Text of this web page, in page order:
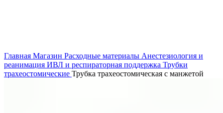
Главная Магазин Расходные материалы Анестезиология и
реанимация ИВЛ и респираторная поддержка Трубки
трахеостомические Трубка трахеостомическая с манжетой